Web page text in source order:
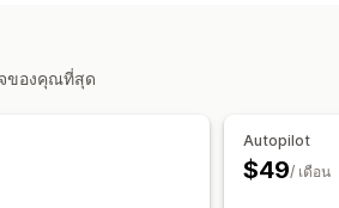
ใจออก
มลต้อนรับ อีเมลติดตามผล
รีวิวสินค้า
แต่ละบุคคล
ร์ชัน การวิเคราะห์แบบเรียลไทม์
ห้เป็นอัตโนมัติ
ของคุณที่สุด
Autopilot
$49/ เดือน